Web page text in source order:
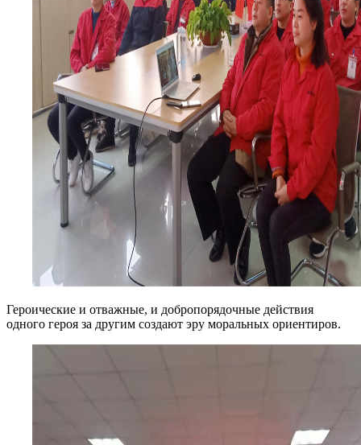
Героические и отважные, и добропорядочные действия
одного героя за другим создают эру моральных ориентиров.